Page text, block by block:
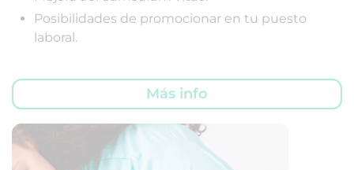
Posibilidades de promocionar en tu puesto
laboral.
Más info